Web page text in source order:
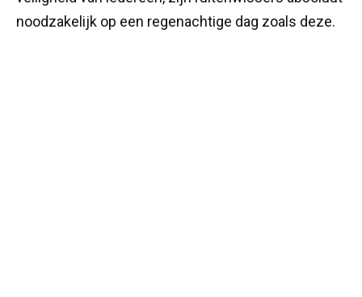
noodzakelijk op een regenachtige dag zoals deze.